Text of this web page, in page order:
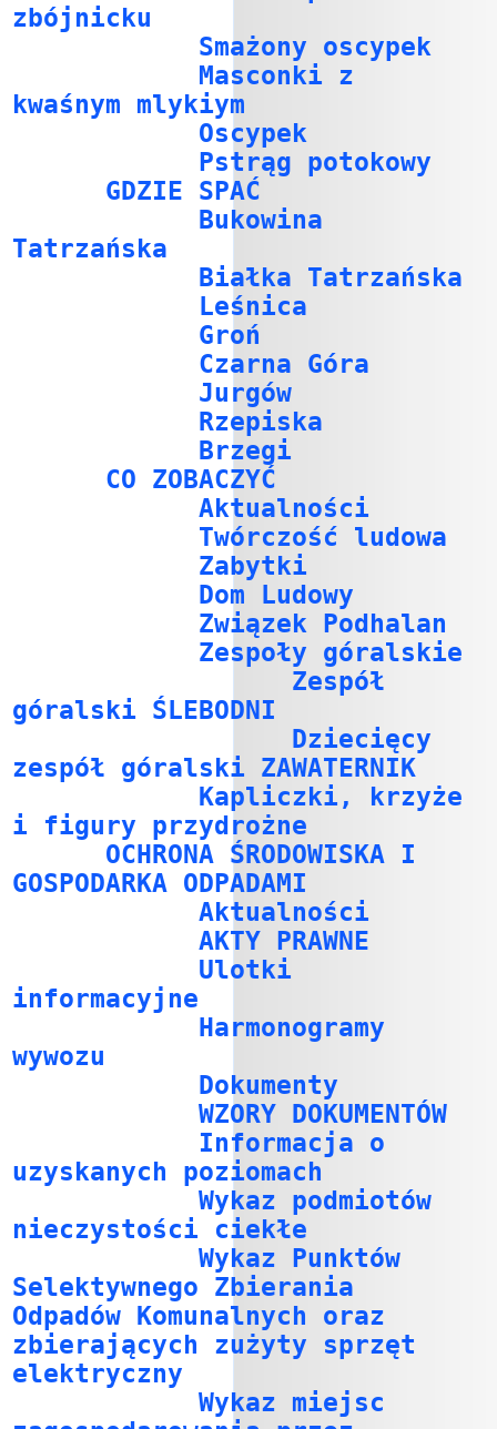
zbójnicku
Smażony oscypek
Masconki z
kwaśnym mlykiym
Oscypek
Pstrąg potokowy
GDZIE SPAĆ
Bukowina
Tatrzańska
Białka Tatrzańska
Leśnica
Groń
Czarna Góra
Jurgów
Rzepiska
Brzegi
CO ZOBACZYĆ
Aktualności
Twórczość ludowa
Zabytki
Dom Ludowy
Związek Podhalan
Zespoły góralskie
Zespół
góralski ŚLEBODNI
Dziecięcy
zespół góralski ZAWATERNIK
Kapliczki, krzyże
i figury przydrożne
OCHRONA ŚRODOWISKA I
GOSPODARKA ODPADAMI
Aktualności
AKTY PRAWNE
Ulotki
informacyjne
Harmonogramy
wywozu
Dokumenty
WZORY DOKUMENTÓW
Informacja o
uzyskanych poziomach
Wykaz podmiotów
nieczystości ciekłe
Wykaz Punktów
Selektywnego Zbierania
Odpadów Komunalnych oraz
zbierających zużyty sprzęt
elektryczny
Wykaz miejsc